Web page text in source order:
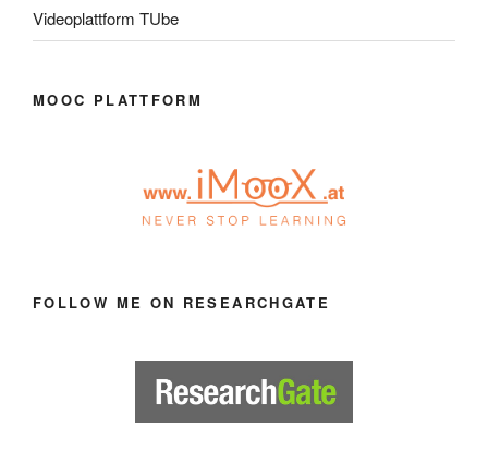
Videoplattform TUbe
MOOC PLATTFORM
FOLLOW ME ON RESEARCHGATE